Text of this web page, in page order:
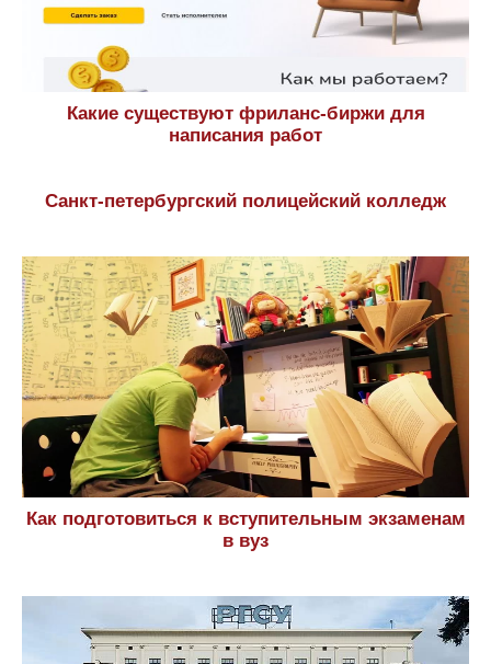
Какие существуют фриланс-биржи для
написания работ
Санкт-петербургский полицейский колледж
Как подготовиться к вступительным экзаменам
в вуз